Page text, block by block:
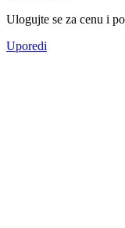
Ulogujte se za cenu i
Uporedi